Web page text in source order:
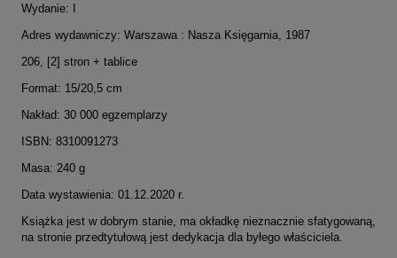
Wydanie: I
Adres wydawniczy: Warszawa : Nasza Księgarnia, 1987
206, [2] stron + tablice
Format: 15/20,5 cm
Nakład: 30 000 egzemplarzy
ISBN: 8310091273
Masa: 240 g
Data wystawienia: 01.12.2020 r.
Książka jest w dobrym stanie, ma okładkę nieznacznie sfatygowaną,
na stronie przedtytułową jest dedykacja dla byłego właściciela.